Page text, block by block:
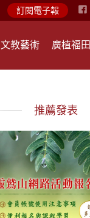
訂閱電子報
文教藝術 廣植福田
推薦發表